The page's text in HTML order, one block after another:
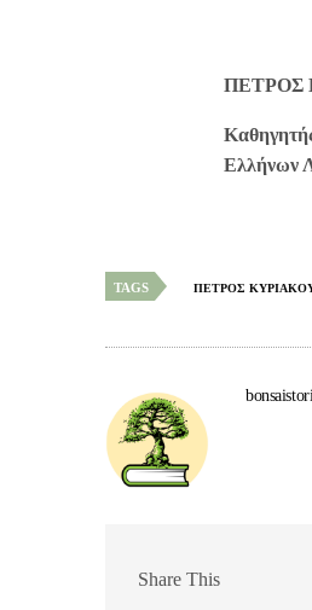
ΠΕΤΡΟΣ
Ελλήνων
TAGS ΠΕΤΡΟΣ
Share This